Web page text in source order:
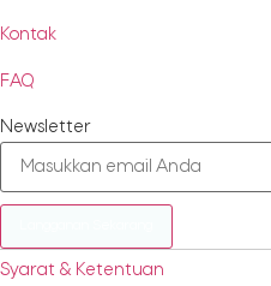
Kontak
FAQ
Newsletter
Syarat & Ketentuan